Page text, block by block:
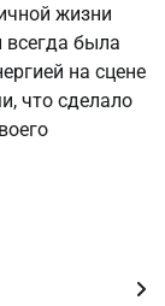
жизни
была
на сцене
что сделало